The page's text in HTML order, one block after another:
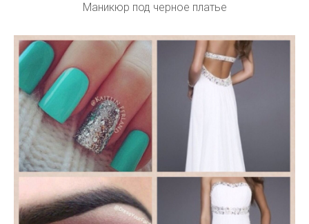
Маникюр под черное платье